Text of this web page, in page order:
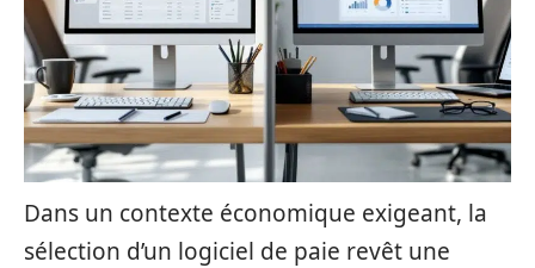
Dans un contexte économique exigeant, la
sélection d’un logiciel de paie revêt une